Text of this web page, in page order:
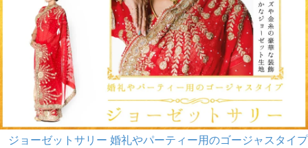
ジョーゼットサリー 婚礼やパーティー用のゴージャスタイプ